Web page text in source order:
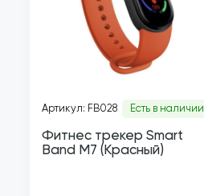
Артикул: FB028 Есть в наличии
Фитнес трекер Smart
Band М7 (Красный)